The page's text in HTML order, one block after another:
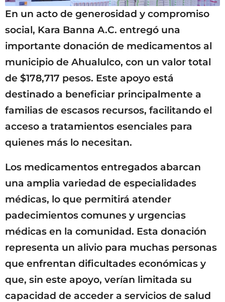
En un acto de generosidad y compromiso
social, Kara Banna A.C. entregó una
importante donación de medicamentos al
municipio de Ahualulco, con un valor total
de $178,717 pesos. Este apoyo está
destinado a beneficiar principalmente a
familias de escasos recursos, facilitando el
acceso a tratamientos esenciales para
quienes más lo necesitan.
Los medicamentos entregados abarcan
una amplia variedad de especialidades
médicas, lo que permitirá atender
padecimientos comunes y urgencias
médicas en la comunidad. Esta donación
representa un alivio para muchas personas
que enfrentan dificultades económicas y
que, sin este apoyo, verían limitada su
capacidad de acceder a servicios de salud